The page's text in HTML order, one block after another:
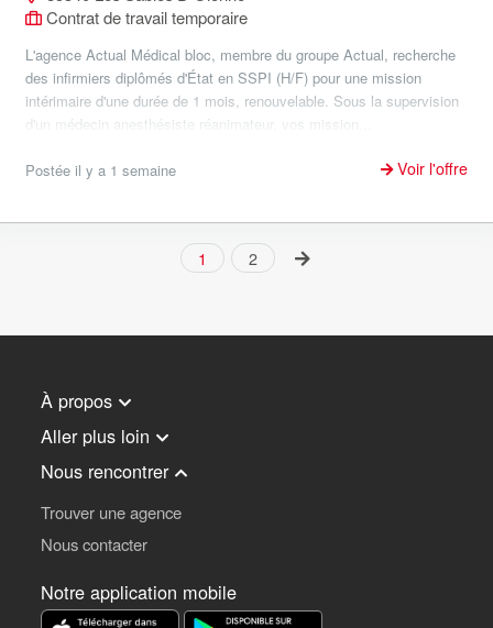
Contrat de travail temporaire
L'agence Actual Médical bloc, membre du groupe Actual, recherche
des infirmiers diplômés d'État en SSPI (H/F) pour une mission
intérimaire d'une durée de 1 mois, renouvelable. Sous la supervision
d'un médecin anesthésiste réanimateur, vos mission...
Postée il y a 1 semaine Voir l'offre
1 2
À propos
Aller plus loin
Nous rencontrer
Trouver une agence
Nous contacter
Notre application mobile